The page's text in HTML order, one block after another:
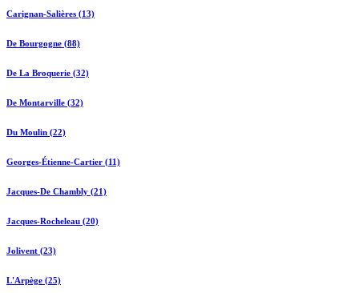
Carignan-Salières (13)
De Bourgogne (88)
De La Broquerie (32)
De Montarville (32)
Du Moulin (22)
Georges-Étienne-Cartier (11)
Jacques-De Chambly (21)
Jacques-Rocheleau (20)
Jolivent (23)
L'Arpège (25)